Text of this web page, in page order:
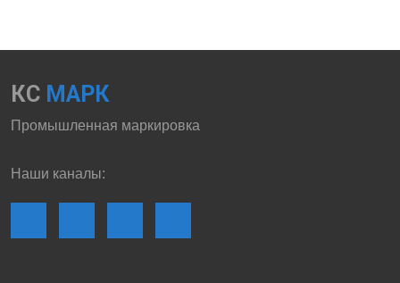
КС МАРК
Промышленная маркировка
Наши каналы: